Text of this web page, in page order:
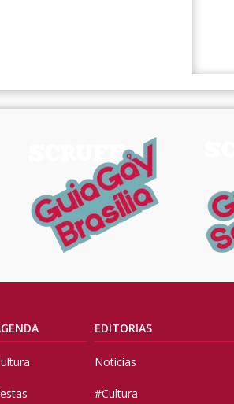
EDITORIAS
Notícias
#Cultura